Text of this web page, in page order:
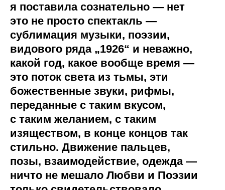
я поставила сознательно — нет
это не просто спектакль —
сублимация музыки, поэзии,
видового ряда „1926“ и неважно,
какой год, какое вообще время —
это поток света из тьмы, эти
божественные звуки, рифмы,
переданные с таким вкусом,
с таким желанием, с таким
изяществом, в конце концов так
стильно. Движение пальцев,
позы, взаимодействие, одежда —
ничто не мешало Любви и Поэзии